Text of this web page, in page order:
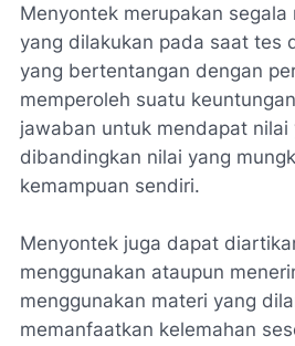
Menyontek merupakan segala
yang dilakukan pada saat tes
yang bertentangan dengan
memperoleh suatu
jawaban untuk mendapat nilai
dibandingkan nilai yang
kemampuan sendiri.
Menyontek juga dapat
menggunakan ataupun
menggunakan materi yang
memanfaatkan kelemahan